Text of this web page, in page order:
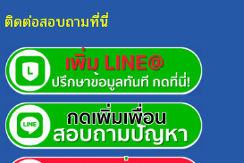
ติดต่อสอบถามที่นี่